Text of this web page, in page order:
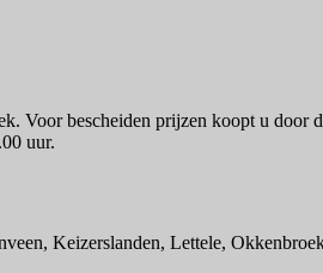
Voor bescheiden prijzen koopt u door
uur.
Keizerslanden, Lettele,